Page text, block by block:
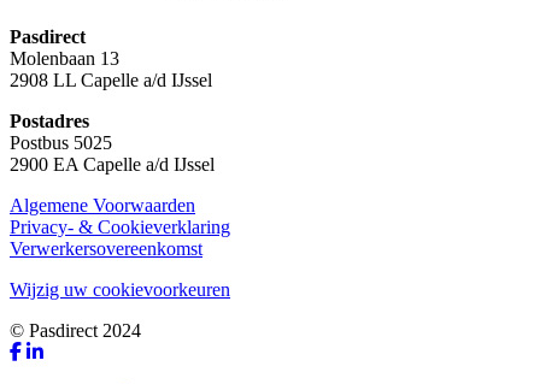
Pasdirect
Molenbaan 13
2908 LL Capelle a/d IJssel
Postadres
Postbus 5025
2900 EA Capelle a/d IJssel
Algemene Voorwaarden
Privacy- & Cookieverklaring
Verwerkersovereenkomst
Wijzig uw cookievoorkeuren
© Pasdirect 2024